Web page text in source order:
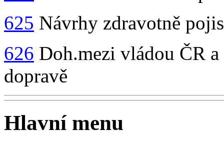
625 Návrhy zdravotně
626 Doh.mezi vládou ČR
dopravě
Hlavní menu